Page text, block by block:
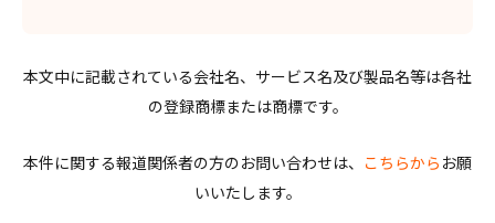
本文中に記載されている会社名、サービス名及び製品名等は各社
の登録商標または商標です。
本件に関する報道関係者の方のお問い合わせは、 こちらから お願
いいたします。